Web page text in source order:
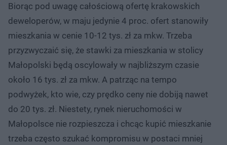
Biorąc pod uwagę całościową ofertę krakowskich
deweloperów, w maju jedynie 4 proc. ofert stanowiły
mieszkania w cenie 10-12 tys. zł za mkw. Trzeba
przyzwyczaić się, że stawki za mieszkania w stolicy
Małopolski będą oscylowały w najbliższym czasie
około 16 tys. zł za mkw. A patrząc na tempo
podwyżek, kto wie, czy prędko ceny nie dobiją nawet
do 20 tys. zł. Niestety, rynek nieruchomości w
Małopolsce nie rozpieszcza i chcąc kupić mieszkanie
trzeba często szukać kompromisu w postaci mniej